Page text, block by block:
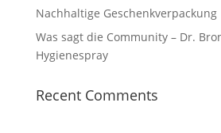
Nachhaltige Geschenkverpackung
Was sagt die Community – Dr.
Hygienespray
Recent Comments